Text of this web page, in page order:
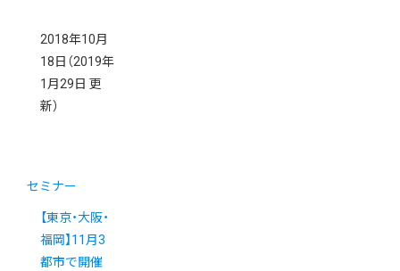
2018年10月
18日 （2019年
1月29日 更
新）
セミナー
【東京・大阪・
福岡】11月3
都市で開催